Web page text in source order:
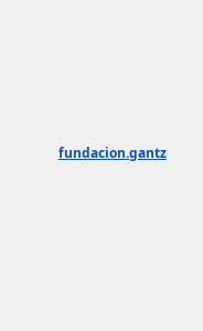
fundacion.gantz